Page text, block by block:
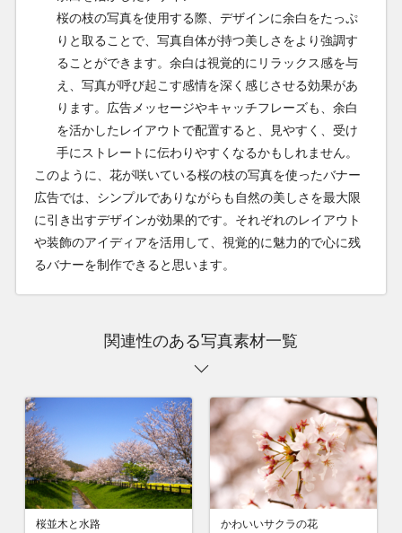
桜の枝の写真を使用する際、デザインに余白をたっぷ
りと取ることで、写真自体が持つ美しさをより強調す
ることができます。余白は視覚的にリラックス感を与
え、写真が呼び起こす感情を深く感じさせる効果があ
ります。広告メッセージやキャッチフレーズも、余白
を活かしたレイアウトで配置すると、見やすく、受け
手にストレートに伝わりやすくなるかもしれません。
このように、花が咲いている桜の枝の写真を使ったバナー
広告では、シンプルでありながらも自然の美しさを最大限
に引き出すデザインが効果的です。それぞれのレイアウト
や装飾のアイディアを活用して、視覚的に魅力的で心に残
るバナーを制作できると思います。
関連性のある写真素材一覧
桜並木と水路 かわいいサクラの花